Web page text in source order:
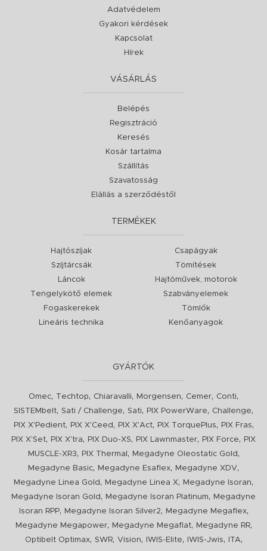
Adatvédelem
Gyakori kérdések
Kapcsolat
Hírek
VÁSÁRLÁS
Belépés
Regisztráció
Keresés
Kosár tartalma
Szállítás
Szavatosság
Elállás a szerződéstől
TERMÉKEK
Hajtószíjak
Szíjtárcsák
Láncok
Tengelykötő elemek
Fogaskerekek
Lineáris technika
Csapágyak
Tömítések
Hajtóművek, motorok
Szabványelemek
Tömlők
Kenőanyagok
GYÁRTÓK
Omec, Techtop, Chiaravalli, Morgensen, Cemer, Conti,
SISTEMbelt, Sati / Challenge, Sati, PIX PowerWare, Challenge,
PIX X'Pedient, PIX X'Ceed , PIX X'Act, PIX TorquePlus, PIX Fras,
PIX X'Set, PIX X'tra, PIX Duo-XS, PIX Lawnmaster, PIX Force,
PIX
MUSCLE-XR3, PIX Thermal , Megadyne Oleostatic Gold ,
Megadyne Basic, Megadyne Esaflex, Megadyne XDV,
Megadyne Linea Gold , Megadyne Linea X, Megadyne Isoran,
Megadyne Isoran Gold , Megadyne Isoran Platinum,
Megadyne
Isoran RPP, Megadyne Isoran Silver2, Megadyne Megaflex,
Megadyne Megapower, Megadyne Megaflat, Megadyne RR,
Optibelt Optimax, SWR, Vision, IWIS-Elite, IWIS-Jwis, ITA,